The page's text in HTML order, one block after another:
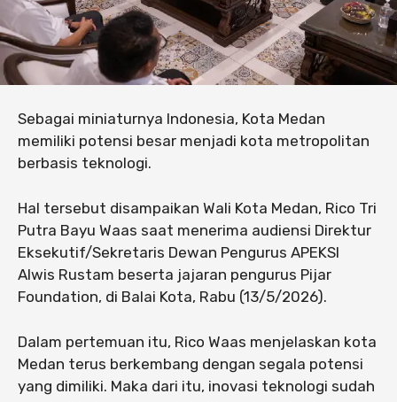
Sebagai miniaturnya Indonesia, Kota Medan
memiliki potensi besar menjadi kota metropolitan
berbasis teknologi.
Hal tersebut disampaikan Wali Kota Medan, Rico Tri
Putra Bayu Waas saat menerima audiensi Direktur
Eksekutif/Sekretaris Dewan Pengurus APEKSI
Alwis Rustam beserta jajaran pengurus Pijar
Foundation, di Balai Kota, Rabu (13/5/2026).
Dalam pertemuan itu, Rico Waas menjelaskan kota
Medan terus berkembang dengan segala potensi
yang dimiliki. Maka dari itu, inovasi teknologi sudah